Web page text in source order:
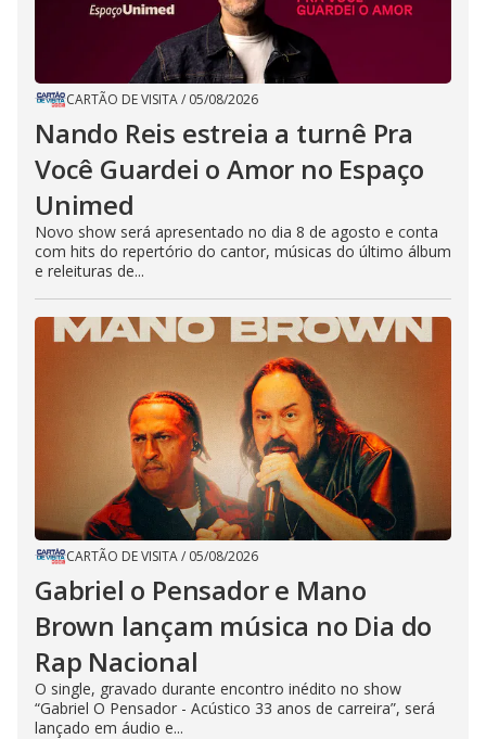
CARTÃO DE VISITA/ 05/08/2026
Nando Reis estreia a turnê Pra
Você Guardei o Amor no Espaço
Unimed
Novo show será apresentado no dia 8 de agosto e conta
com hits do repertório do cantor, músicas do último álbum
e releituras de...
CARTÃO DE VISITA/ 05/08/2026
Gabriel o Pensador e Mano
Brown lançam música no Dia do
Rap Nacional
O single, gravado durante encontro inédito no show
“Gabriel O Pensador - Acústico 33 anos de carreira”, será
lançado em áudio e...